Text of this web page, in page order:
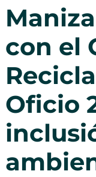
con el
Oficio